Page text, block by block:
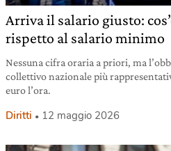
Arriva il salario giusto:
rispetto al salario minimo
Nessuna cifra oraria a priori, ma
collettivo nazionale più
euro l’ora.
Diritti 12 maggio 2026